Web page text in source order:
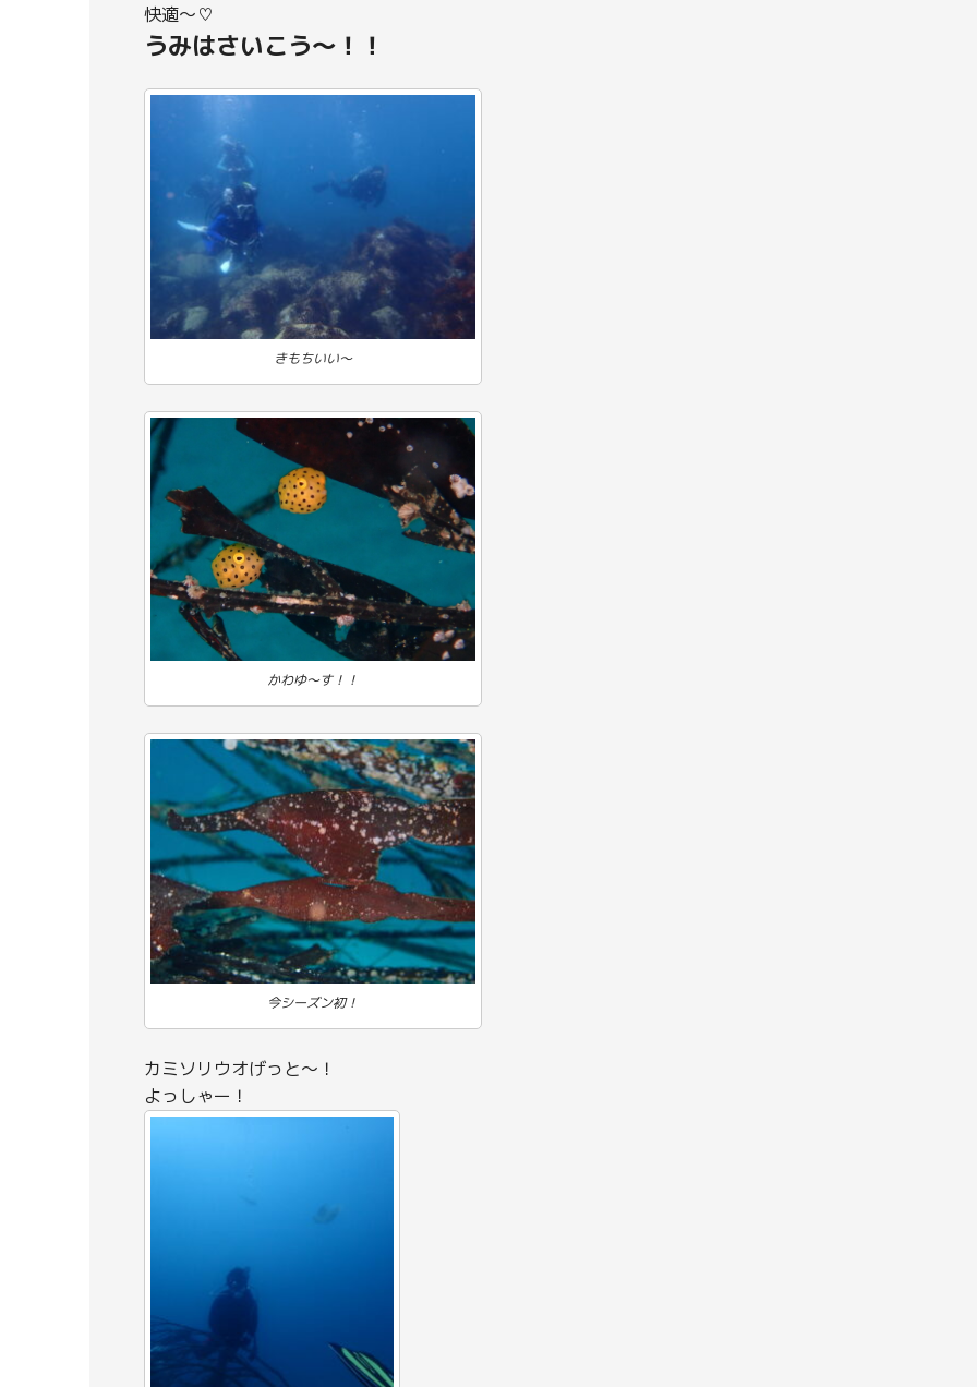
快適～♡
うみはさいこう～！！
きもちいい～
かわゆ～す！！
今シーズン初！
カミソリウオげっと～！
よっしゃー！